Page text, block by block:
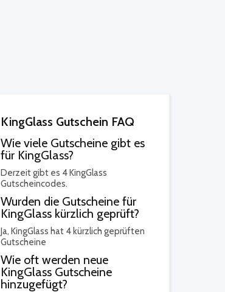
KingGlass Gutschein FAQ
Wie viele Gutscheine gibt es
für KingGlass?
Derzeit gibt es 4 KingGlass
Gutscheincodes.
Wurden die Gutscheine für
KingGlass kürzlich geprüft?
Ja, KingGlass hat 4 kürzlich geprüften
Gutscheine
Wie oft werden neue
KingGlass Gutscheine
hinzugefügt?